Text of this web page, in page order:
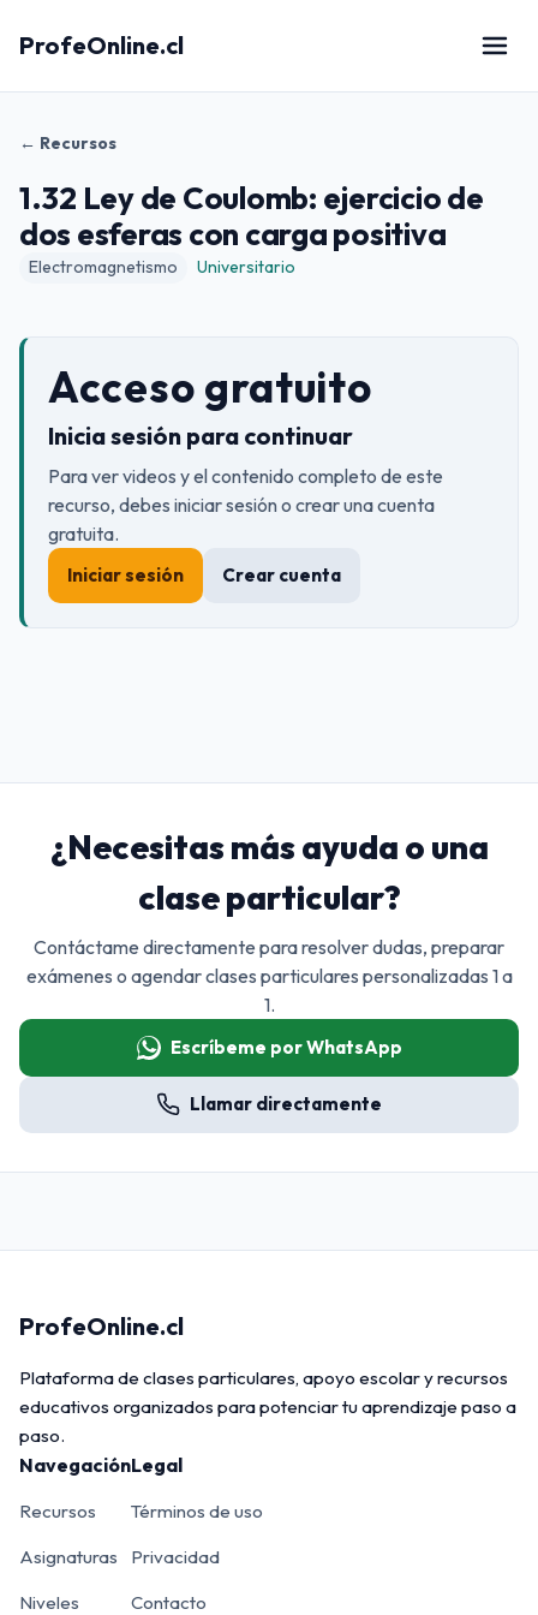
ProfeOnline.cl
← Recursos
1.32 Ley de Coulomb: ejercicio de
dos esferas con carga positiva
Electromagnetismo Universitario
Acceso gratuito
Inicia sesión para continuar
Para ver videos y el contenido completo de este
recurso, debes iniciar sesión o crear una cuenta
gratuita.
Iniciar sesión Crear cuenta
¿Necesitas más ayuda o una
clase particular?
Contáctame directamente para resolver dudas, preparar
exámenes o agendar clases particulares personalizadas 1 a
1.
Escríbeme por WhatsApp
Llamar directamente
ProfeOnline.cl
Plataforma de clases particulares, apoyo escolar y recursos
educativos organizados para potenciar tu aprendizaje paso a
paso.
Navegación
Recursos
Asignaturas
Niveles
Legal
Términos de uso
Privacidad
Contacto